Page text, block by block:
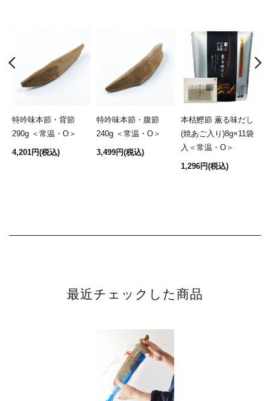
特吟味本節・背節
290g ＜常温・O＞
4,201円(税込)
特吟味本節・腹節
240g ＜常温・O＞
3,499円(税込)
本枯鰹節 薫る味だし
(焼あご入り)8g×11袋
入＜常温・O＞
1,296円(税込)
最近チェックした商品